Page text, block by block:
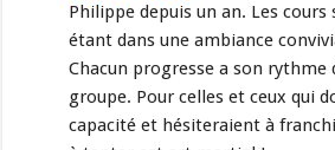
Philippe depuis un an. Les
étant dans une ambiance
Chacun progresse a son rythme
groupe. Pour celles et ceux qui
capacité et hésiteraient à